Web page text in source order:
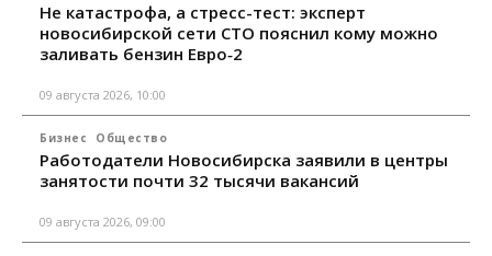
Не катастрофа, а стресс-тест: эксперт
новосибирской сети СТО пояснил кому можно
заливать бензин Евро‑2
09 августа 2026, 10:00
Бизнес Общество
Работодатели Новосибирска заявили в центры
занятости почти 32 тысячи вакансий
09 августа 2026, 09:00